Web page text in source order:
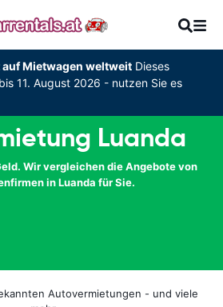
auf Mietwagen weltweitDieses
11. August 2026 - nutzen Sie es
Luanda
Wir vergleichen die Angebote von
in Luanda für Sie.
Autovermietungen - und viele